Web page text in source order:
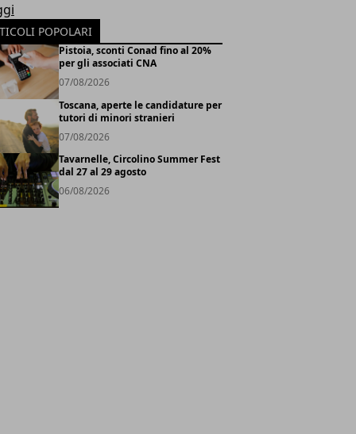
POPOLARI
Pistoia, sconti Conad fino al 20%
per gli associati CNA
07/08/2026
Toscana, aperte le candidature per
tutori di minori stranieri
07/08/2026
Tavarnelle, Circolino Summer Fest
dal 27 al 29 agosto
06/08/2026